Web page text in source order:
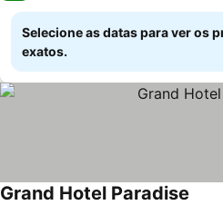
Selecione as datas para ver os
exatos.
Grand Hotel Paradise